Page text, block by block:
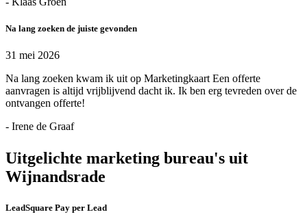
Na lang zoeken de juiste gevonden
31 mei 2026
Na lang zoeken kwam ik uit op Marketingkaart Een offerte
aanvragen is altijd vrijblijvend dacht ik. Ik ben erg tevreden over de
ontvangen offerte!
- Irene de Graaf
Uitgelichte marketing bureau's uit
Wijnandsrade
LeadSquare Pay per Lead